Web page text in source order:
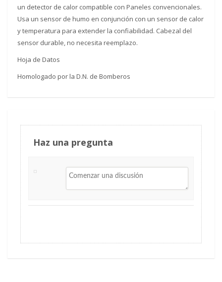
un detector de calor compatible con Paneles convencionales.
Usa un sensor de humo en conjunción con un sensor de calor
y temperatura para extender la confiabilidad. Cabezal del
sensor durable, no necesita reemplazo.
Hoja de Datos
Homologado por la D.N. de Bomberos
Haz una pregunta